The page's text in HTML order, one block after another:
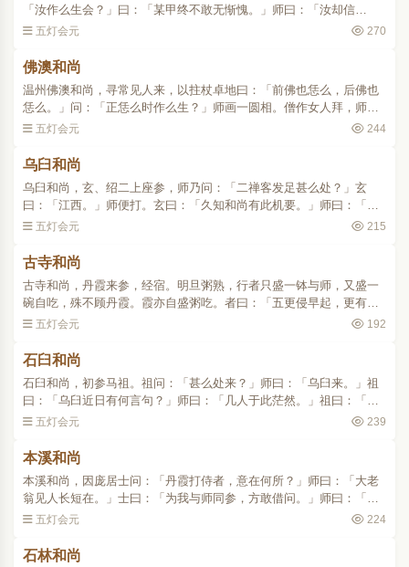
「汝作么生会？」曰：「某甲终不敢无惭愧。」师曰：「汝却信
得。」及问：「本分事如何体悉？」师曰：「汝何不问？」曰：「请
五灯会元 270
佛澳和尚
温州佛澳和尚，寻常见人来，以拄杖卓地曰：「前佛也恁么，后佛也
恁么。」问：「正恁么时作么生？」师画一圆相。僧作女人拜，师便
打。问：「如何是佛法大意？」师曰：「贼也！贼也！」问：「如何
五灯会元 244
乌臼和尚
乌臼和尚，玄、绍二上座参，师乃问：「二禅客发足甚么处？」玄
曰：「江西。」师便打。玄曰：「久知和尚有此机要。」师曰：「汝
既不会，后面个师僧祇对看。」绍拟近前，师便打。曰：「信知同坑
五灯会元 215
古寺和尚
古寺和尚，丹霞来参，经宿。明旦粥熟，行者只盛一钵与师，又盛一
碗自吃，殊不顾丹霞。霞亦自盛粥吃。者曰：「五更侵早起，更有夜
行人。」霞问：「师何不教训行者，得恁么无礼？」师曰：「净地上
五灯会元 192
石臼和尚
石臼和尚，初参马祖。祖问：「甚么处来？」师曰：「乌臼来。」祖
曰：「乌臼近日有何言句？」师曰：「几人于此茫然。」祖曰：「茫
然且置，悄然一句作么生？」师乃近前三步。祖曰：「我有七棒寄打
五灯会元 239
本溪和尚
本溪和尚，因庞居士问：「丹霞打侍者，意在何所？」师曰：「大老
翁见人长短在。」士曰：「为我与师同参，方敢借问。」师曰：「若
恁么从头举来，共你商量。」士曰：「大老翁不可共你说人是非。」
五灯会元 224
石林和尚